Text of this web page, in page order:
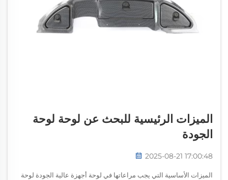
الميزات الرئيسية للبحث عن لوحة لوحة
الجودة
2025-08-21 17:00:48
الميزات الأساسية التي يجب مراعاتها في لوحة أجهزة عالية الجودة لوحة